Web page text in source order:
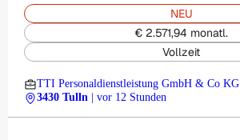
NEU
€ 2.571,94 monatl.
Vollzeit
TTI Personaldienstleistung GmbH & Co KG
3430 Tulln
| vor 12 Stunden